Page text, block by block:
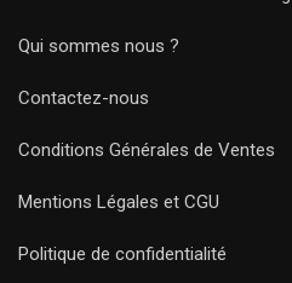
Qui sommes nous ?
Contactez-nous
Conditions Générales de Ventes
Mentions Légales et CGU
Politique de confidentialité